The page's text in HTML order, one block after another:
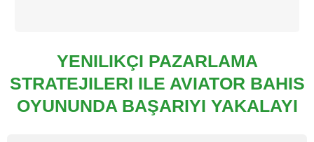
YENILIKÇI PAZARLAMA
STRATEJILERI ILE AVIATOR BAHIS
OYUNUNDA BAŞARIYI YAKALAYI